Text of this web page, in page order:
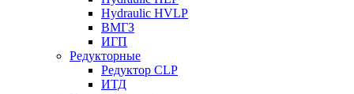
Hydraulic HVLP
ВМГЗ
ИГП
Редукторные
Редуктор CLP
ИТД